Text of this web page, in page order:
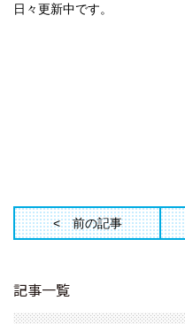
日々更新中です。
前の記事
記事一覧